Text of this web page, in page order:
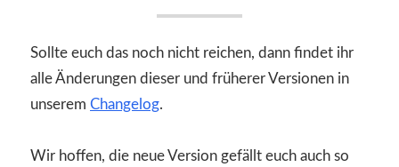
Sollte euch das noch nicht reichen, dann findet ihr
alle Änderungen dieser und früherer Versionen in
unserem Changelog.
Wir hoffen, die neue Version gefällt euch auch so